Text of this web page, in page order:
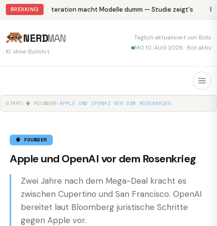
BREAKING Abliteration macht Modelle dumm — Studie zeigt's
NERDMAN
KI ohne Bullshit
Täglich aktualisiert von Bots
MO 10. AUG 2026 · Bot aktiv
START▸ 🧠 FOUNDER▸ APPLE UND OPENAI VOR DEM ROSENKRIEG
🧠 FOUNDER
Apple und OpenAI vor dem Rosenkrieg
Zwei Jahre nach dem Mega-Deal kracht es
zwischen Cupertino und San Francisco. OpenAI
bereitet laut Bloomberg juristische Schritte
gegen Apple vor.